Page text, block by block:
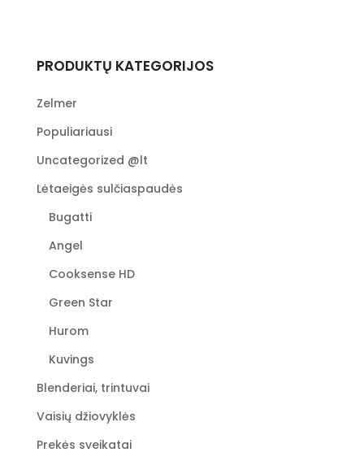
PRODUKTŲ KATEGORIJOS
Zelmer
Populiariausi
Uncategorized @lt
Lėtaeigės sulčiaspaudės
Bugatti
Angel
Cooksense HD
Green Star
Hurom
Kuvings
Blenderiai, trintuvai
Vaisių džiovyklės
Prekės sveikatai